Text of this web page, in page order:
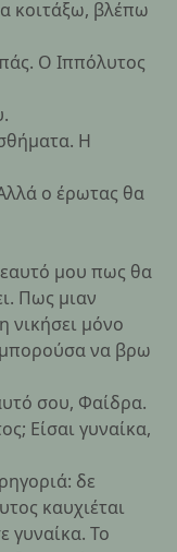
κοιτάξω, βλέπω
Ο Ιππόλυτος
Η
ο έρωτας θα
μου πως θα
Πως μιαν
νικήσει μόνο
να βρω
σου, Φαίδρα.
Είσαι γυναίκα,
δε
καυχιέται
γυναίκα. Το